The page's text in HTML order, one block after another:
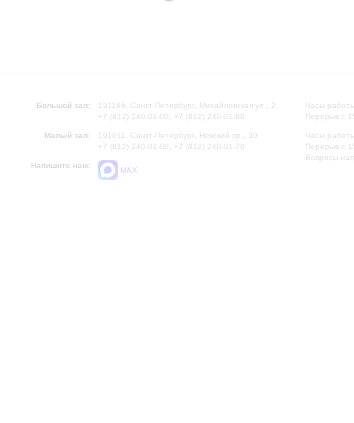
Большой зал:
191186, Санкт-Петербург, Михайловская ул., 2
+7 (812) 240-01-00, +7 (812) 240-01-80
Малый зал:
191011, Санкт-Петербург, Невский пр., 30
+7 (812) 240-01-00, +7 (812) 240-01-70
Напишите нам:
MAX
Часы
Перерыв с
Часы
Перерыв с
Вопросы